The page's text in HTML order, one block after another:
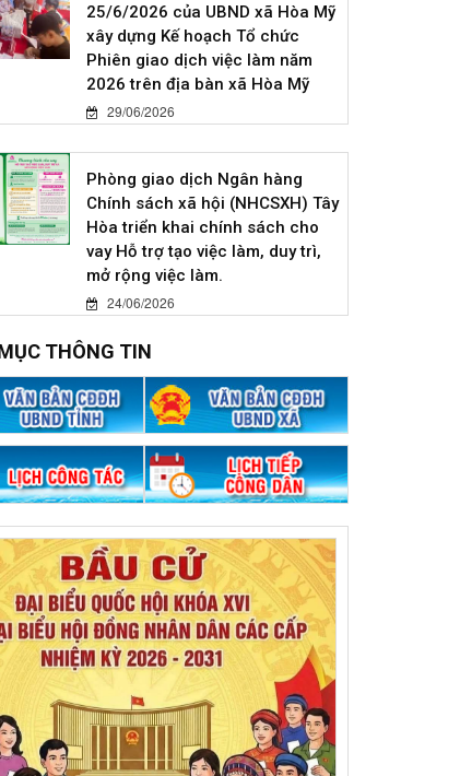
25/6/2026 của UBND xã Hòa Mỹ
xây dựng Kế hoạch Tổ chức
Phiên giao dịch việc làm năm
2026 trên địa bàn xã Hòa Mỹ
29/06/2026
Phòng giao dịch Ngân hàng
Chính sách xã hội (NHCSXH) Tây
Hòa triển khai chính sách cho
vay Hỗ trợ tạo việc làm, duy trì,
mở rộng việc làm.
24/06/2026
THÔNG TIN